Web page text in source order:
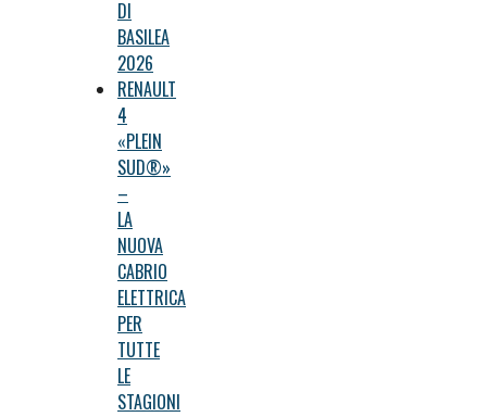
DI
BASILEA
2026
RENAULT
4
«PLEIN
SUD®»
–
LA
NUOVA
CABRIO
ELETTRICA
PER
TUTTE
LE
STAGIONI